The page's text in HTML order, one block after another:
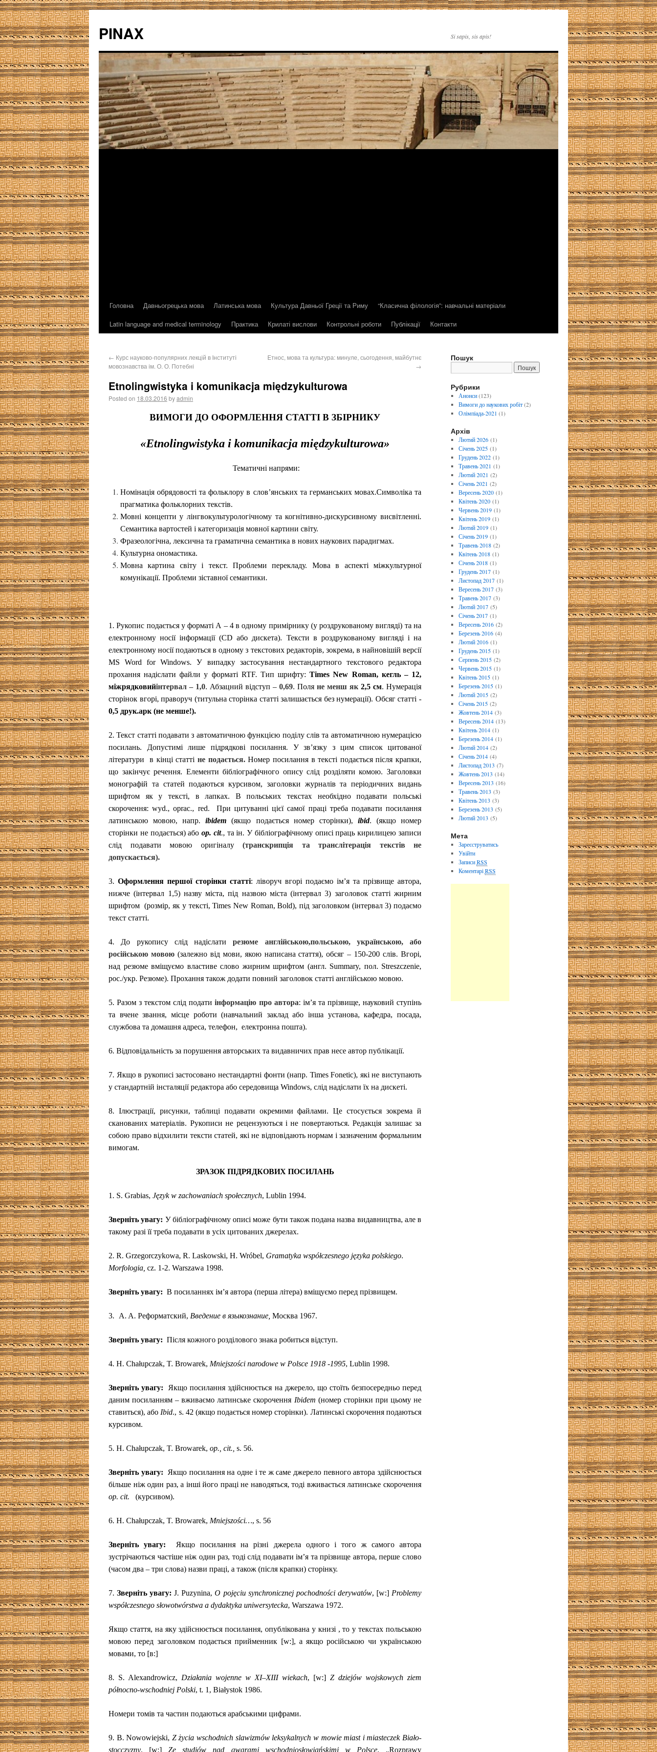
PINAX Si sapis, sis apis!
Головна Давньогрецька мова Латинська мова Культура Давньої Греції та Риму
“Класична філологія”: навчальні матеріали
Latin language and medical terminology
Практика Крилаті вислови Контрольні роботи Публікації Контакти
← Курс науково-популярних лекцій в Інституті
мовознавства ім. О. О. Потебні
Етнос, мова та культура: минуле, сьогодення, майбутнє
→
Etnolingwistyka i komunikacja międzykulturowa
Posted on 18.03.2016 byadmin
ВИМОГИ ДО ОФОРМЛЕННЯ СТАТТІ В ЗБІРНИКУ
«Etnolingwistyka i komunikacja międzykulturowa»
Тематичні напрями:
Номінація обрядовості та фольклору в слов’янських та германських мовах.Символіка та
прагматика фольклорних текстів.
Мовні концепти у лінгвокультурологічному та когнітивно-дискурсивному висвітленні.
Семантика вартостей і категоризація мовної картини світу.
Фразеологічна, лексична та граматична семантика в нових наукових парадигмах.
Культурна ономастика.
Мовна картина світу і текст. Проблеми перекладу. Мова в аспекті міжкультурної
комунікації. Проблеми зіставної семантики.
1. Рукопис подається у форматі А – 4 в одному примірнику (у роздрукованому вигляді) та на
електронному носії інформації (СD або дискета). Тексти в роздрукованому вигляді і на
електронному носії подаються в одному з текстових редакторів, зокрема, в найновішій версії
MS Word for Windows. У випадку застосування нестандартного текстового редактора
прохання надіслати файли у форматі RTF. Тип шрифту:Times New Roman, кегль – 12,
міжрядковийінтервал – 1,0. Абзацний відступ – 0,69. Поля не менш як 2,5 см. Нумерація
сторінок вгорі, праворуч (титульна сторінка статті залишається без нумерації). Обсяг статті -
0,5 друк.арк (не менше!).
2.Текст статті подавати з автоматичною функцією поділу слів та автоматичною нумерацією
посилань. Допустимі лише підрядкові посилання. У зв’язку з цим список цитованої
літературив кінці статтіне подається.Номер посилання в тексті подається після крапки,
що закінчує речення. Елементи бібліографічного опису слід розділяти комою. Заголовки
монографій та статей подаються курсивом, заголовки журналів та періодичних видань
шрифтом як у тексті, в лапках. В польських текстах необхідно подавати польські
скорочення:wyd., oprac., red. При цитуванні цієї самої праці треба подавати посилання
латинською мовою, напр.ibidem (якщо подається номер сторінки), ibid. (якщо номер
сторінки не подається) абоop. cit., та ін. У бібліографічному описі праць кирилицею записи
слід подавати мовою оригіналу (транскрипція та транслітерація текстів не
допускається).
3. Оформлення першої сторінки статті: ліворуч вгорі подаємо ім’я та прізвище автора,
нижче (інтервал 1,5) назву міста, під назвою міста (інтервал 3) заголовок статті жирним
шрифтом(розмір, як у тексті,Times New Roman, Bold), під заголовком (інтервал 3) подаємо
текст статті.
4. До рукопису слід надіслати резюме англійською,польською, українською, або
російською мовою(залежно від мови, якою написана стаття), обсяг – 150-200 слів. Вгорі,
над резюме вміщуємо властиве слово жирним шрифтом (англ. Summary, пол. Streszczenie,
рос./укр. Резюме). Прохання також додати повний заголовок статті англійською мовою.
5. Разом з текстом слід податиінформацію про автора: ім’я та прізвище, науковий ступінь
та вчене звання, місце роботи (навчальний заклад або інша установа, кафедра, посада,
службова та домашня адреса, телефон, електронна пошта).
6. Відповідальність за порушення авторських та видавничих прав несе автор публікації.
7. Якщо в рукописі застосовано нестандартні фонти (напр. Times Fonetic), які не виступають
у стандартній інсталяції редактора або середовища Windows, слід надіслати їх на дискеті.
8. Ілюстрації, рисунки, таблиці подавати окремими файлами. Це стосується зокрема й
сканованих матеріалів. Рукописи не рецензуються і не повертаються. Редакція залишає за
собою право відхилити тексти статей, які не відповідають нормам і зазначеним формальним
вимогам.
ЗРАЗОК ПІДРЯДКОВИХ ПОСИЛАНЬ
1. S. Grabias, Język w zachowaniach społecznych, Lublin 1994.
Зверніть увагу: У бібліографічному описі може бути також подана назва видавництва, але в
такому разі її треба подавати в усіх цитованих джерелах.
2. R. Grzegorczykowа, R. Laskowski, H. Wróbel, Gramatyka współczesnego języka polskiego.
Morfologia, cz. 1-2. Warszawa 1998.
Зверніть увагу: В посиланнях ім’я автора (перша літера) вміщуємо перед прізвищем.
3. A. A. Реформатский, Введение в языкознание, Москва 1967.
Зверніть увагу: Після кожного розділового знака робиться відступ.
4. H. Chałupczak, T. Browarek, Mniejszości narodowe w Polsce 1918 -1995, Lublin 1998.
Зверніть увагу:
Якщо посилання здійснюється на джерело, що стоїть безпосередньо перед
даним посиланням – вживаємо латинське скорочення Ibidem (номер сторінки при цьому не
ставиться), або Ibid., s. 42 (якщо подається номер сторінки). Латинські скорочення подаються
курсивом.
5. H. Chałupczak, T. Browarek, op., cit., s. 56.
Зверніть увагу:
Якщо посилання на одне і те ж саме джерело певного автора здійснюється
більше ніж один раз, а інші його праці не наводяться, тоді вживається латинське скорочення
op. cit. (курсивом).
6. H. Chałupczak, T. Browarek, Mniejszości…, s. 56
Зверніть увагу:
Якщо посилання на різні джерела одного і того ж самого автора
зустрічаються частіше ніж один раз, тоді слід подавати ім’я та прізвище автора, перше слово
(часом два – три слова) назви праці, а також (після крапки) сторінку.
7. Зверніть увагу: J. Puzynina,O pojęciu synchronicznej pochodności derywatów, [w:] Problemy
współczesnego sło­wo­twó­r­stwa a dydaktyka uniwersytecka, Warszawa 1972.
Якщо стаття, на яку здійснюється посилання, опублікована у книзі , то у текстах польською
мовою перед заголовком подається прийменник [w:], а якщо російською чи українською
мовами, то [в:]
8. S. Alexandrowicz, Działania wojenne w XI–XIII wiekach, [w:] Z dziejów wojskowych ziem
północno-wschod­niej Polski, t. 1, Białystok 1986.
Номери томів та частин подаються арабськими цифрами.
9. B. Nowowiejski, Z życia wschodnich slawizmów leksykalnych w mowie miast i miasteczek Biało­
stocczyzny, [w:]Ze studiów nad gwarami wschodniosłowiańskimi w Polsce, „Rozprawy
Пошук
Рубрики
Анонси(123)
Вимоги до наукових робіт(2)
Олімпіада-2021 (1)
Архів
Лютий 2026(1)
Січень 2025(1)
Грудень 2022(1)
Травень 2021 (1)
Лютий 2021 (2)
Січень 2021 (2)
Вересень 2020(1)
Квітень 2020(1)
Червень 2019(1)
Квітень 2019(1)
Лютий 2019(1)
Січень 2019(1)
Травень 2018(2)
Квітень 2018(1)
Січень 2018(1)
Грудень 2017(1)
Листопад 2017(1)
Вересень 2017(3)
Травень 2017(3)
Лютий 2017(5)
Січень 2017(1)
Вересень 2016(2)
Березень 2016(4)
Лютий 2016(1)
Грудень 2015(1)
Серпень 2015(2)
Червень 2015(1)
Квітень 2015(1)
Березень 2015(1)
Лютий 2015(2)
Січень 2015(2)
Жовтень 2014(3)
Вересень 2014(13)
Квітень 2014(1)
Березень 2014(1)
Лютий 2014(2)
Січень 2014(4)
Листопад 2013 (7)
Жовтень 2013 (14)
Вересень 2013 (16)
Травень 2013 (3)
Квітень 2013 (3)
Березень 2013 (5)
Лютий 2013 (5)
Мета
Зареєструватись
Увійти
ЗаписиRSS
КоментаріRSS